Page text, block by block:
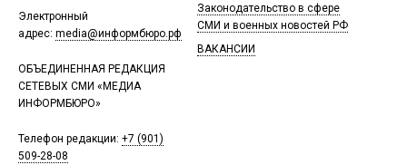
Электронный
адрес: media@информбюро.рф
ОБЪЕДИНЕННАЯ РЕДАКЦИЯ
СЕТЕВЫХ СМИ «МЕДИА
ИНФОРМБЮРО»
Телефон редакции: +7 (901)
509-28-08
Законодательство в сфере
СМИ и военных новостей РФ
ВАКАНСИИ